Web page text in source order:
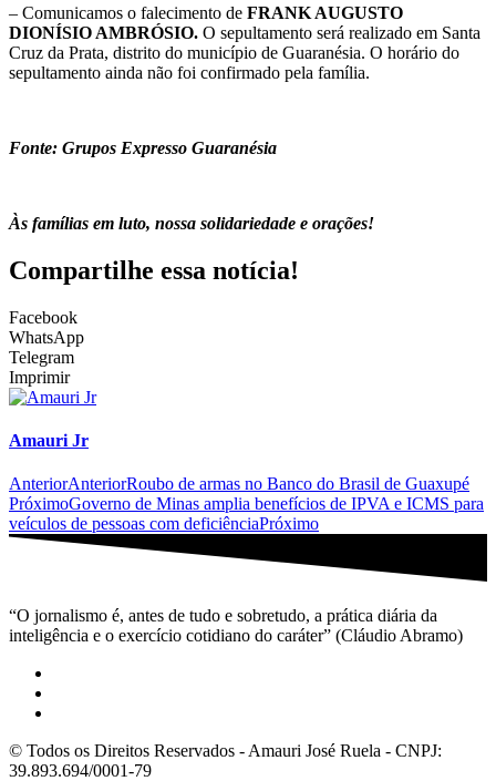
– Comunicamos o falecimento de FRANK AUGUSTO
DIONÍSIO AMBRÓSIO. O sepultamento será realizado em Santa
Cruz da Prata, distrito do município de Guaranésia. O horário do
sepultamento ainda não foi confirmado pela família.
Fonte: Grupos Expresso Guaranésia
Às famílias em luto, nossa solidariedade e orações!
Compartilhe essa notícia!
Facebook
WhatsApp
Telegram
Imprimir
Amauri Jr
AnteriorAnteriorRoubo de armas no Banco do Brasil de Guaxupé
PróximoGoverno de Minas amplia benefícios de IPVA e ICMS para
veículos de pessoas com deficiênciaPróximo
“O jornalismo é, antes de tudo e sobretudo, a prática diária da
inteligência e o exercício cotidiano do caráter” (Cláudio Abramo)
© Todos os Direitos Reservados - Amauri José Ruela - CNPJ:
39.893.694/0001-79